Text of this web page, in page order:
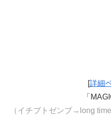
[詳細
「
（イチブトゼンブ→long